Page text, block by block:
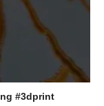
#3dprint